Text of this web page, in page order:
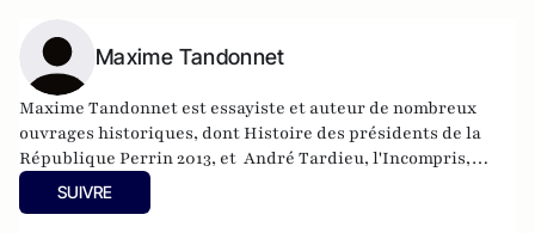
Maxime Tandonnet
Maxime Tandonnet est essayiste et auteur de nombreux
ouvrages historiques, dont Histoire des présidents de la
République Perrin 2013, et André Tardieu, l'Incompris,
Perrin 2019.
SUIVRE